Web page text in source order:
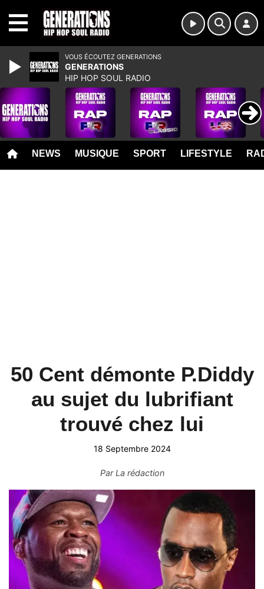
NEWS MUSIQUE SPORT LIFESTYLE
50 Cent démonte P.Diddy
au sujet du lubrifiant
trouvé chez lui
18 Septembre 2024
ParLa rédaction
VOUS ÉCOUTEZ GENERATIONS
GENERATIONS
HIP HOP SOUL RADIO